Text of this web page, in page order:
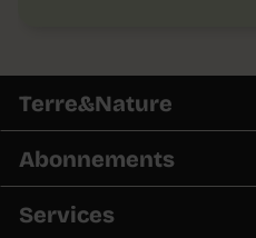
Terre&Nature
Abonnements
Services